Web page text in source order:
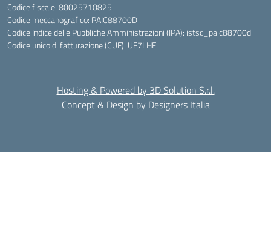
Codice fiscale: 80025710825
Codice meccanografico: PAIC88700D
Codice Indice delle Pubbliche Amministrazioni (IPA): istsc_paic88700d
Codice unico di fatturazione (CUF): UF7LHF
Hosting & Powered by 3D Solution S.r.l.
Concept & Design by Designers Italia